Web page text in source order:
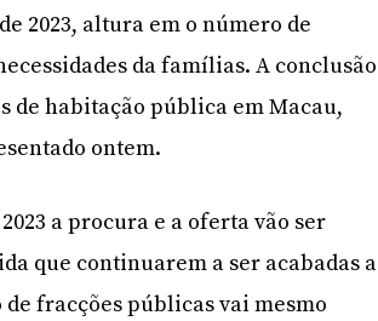
2023, altura em o número de
da famílias. A conclusão
de habitação pública em Macau,
ontem.
a procura e a oferta vão ser
que continuarem a ser acabadas
fracções públicas vai mesmo